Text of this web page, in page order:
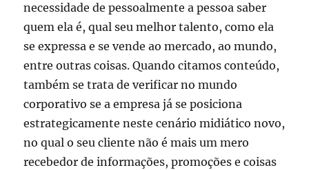
necessidade de pessoalmente a pessoa saber
quem ela é, qual seu melhor talento, como ela
se expressa e se vende ao mercado, ao mundo,
entre outras coisas. Quando citamos conteúdo,
também se trata de verificar no mundo
corporativo se a empresa já se posiciona
estrategicamente neste cenário midiático novo,
no qual o seu cliente não é mais um mero
recebedor de informações, promoções e coisas